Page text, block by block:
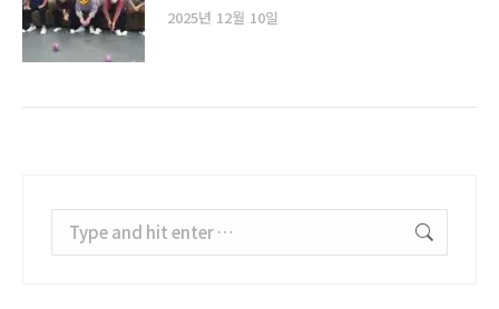
2025년 12월 10일
Search: